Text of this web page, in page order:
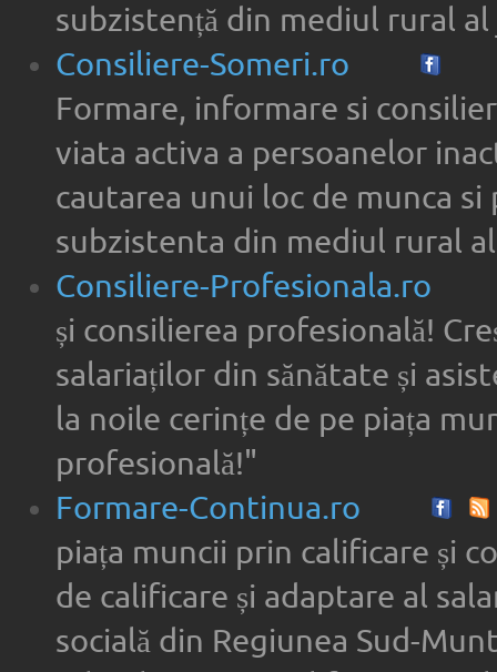
subzistență din mediul rural
Consiliere-Someri.ro
Formare, informare si
viata activa a persoanelor
cautarea unui loc de munca
subzistenta din mediul rural
Consiliere-Profesionala.ro
și consilierea profesională!
salariaților din sănătate și
la noile cerințe de pe piața
profesională!"
Formare-Continua.ro
piața muncii prin calificare și
de calificare și adaptare al
socială din Regiunea Sud-